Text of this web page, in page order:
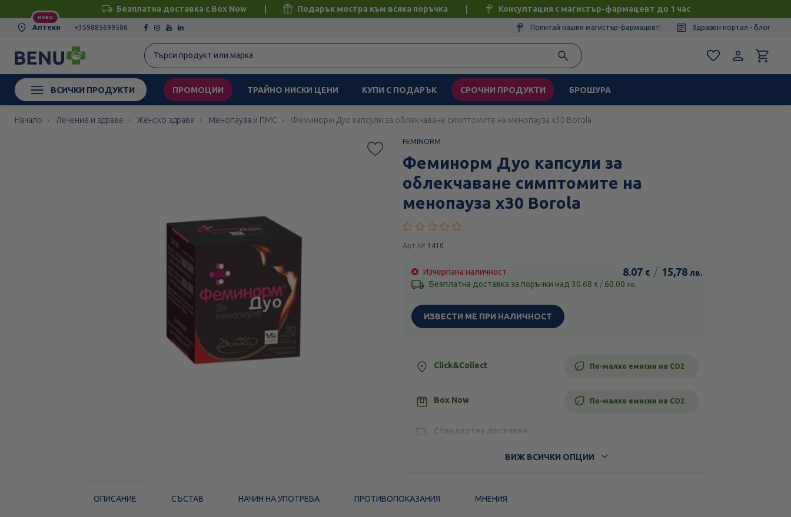
Безплатна доставка с Box Now Подарък мостра към всяка поръчка Консултация с магистър-фармацевт до 1 час
НОВО
Аптеки +359885699586 Попитай нашия магистър-фармацевт! Здравен портал - блог
ВСИЧКИ ПРОДУКТИ ПРОМОЦИИ ТРАЙНО НИСКИ ЦЕНИ КУПИ С ПОДАРЪК СРОЧНИ ПРОДУКТИ БРОШУРА
Начало Лечение и здраве Женско здраве Менопауза и ПМС Феминорм Дуо капсули за облекчаване симптомите на менопауза х30 Borola
FEMINORM
Феминорм Дуо капсули за
облекчаване симптомите на
менопауза х30 Borola
Арт.№ 1410
Изчерпана наличност 8.07 € / 15,78 лв.
Безплатна доставка за поръчки над 30.68 € / 60.00 лв.
ИЗВЕСТИ МЕ ПРИ НАЛИЧНОСТ
Click&Collect По-малко емисии на CO2
Box Now По-малко емисии на CO2
Стандартна доставка
ВИЖ ВСИЧКИ ОПЦИИ
ОПИСАНИЕ СЪСТАВ НАЧИН НА УПОТРЕБА ПРОТИВОПОКАЗАНИЯ МНЕНИЯ